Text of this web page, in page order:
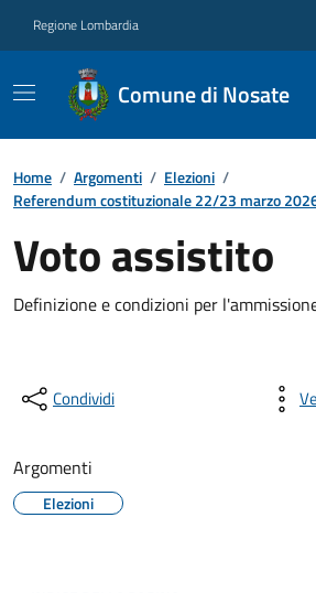
Regione Lombardia
Comune di Nosate
Home / Argomenti / Elezioni /
Referendum costituzionale 22/23 marzo
Voto assistito
Definizione e condizioni per
Condividi
Argomenti
Elezioni